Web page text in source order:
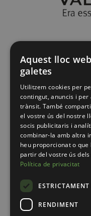
Aquest lloc
galetes
Utilitzem cookies per
contingut, anuncis i
trànsit. També
el vostre ús del nostre
socis publicitaris i
combinar-la amb altra
heu proporcionat o que
partir del vostre ús
Política de privacitat
ESTRICTAMENT
RENDIMENT